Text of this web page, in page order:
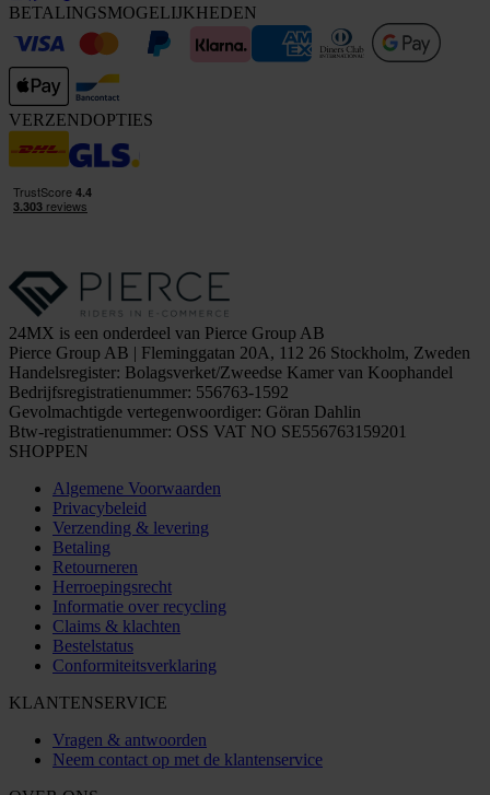
BETALINGSMOGELIJKHEDEN
VERZENDOPTIES
24MX is een onderdeel van Pierce Group AB
Pierce Group AB | Fleminggatan 20A, 112 26 Stockholm, Zweden
Handelsregister: Bolagsverket/Zweedse Kamer van Koophandel
Bedrijfsregistratienummer: 556763-1592
Gevolmachtigde vertegenwoordiger: Göran Dahlin
Btw-registratienummer: OSS VAT NO SE556763159201
SHOPPEN
Algemene Voorwaarden
Privacybeleid
Verzending & levering
Betaling
Retourneren
Herroepingsrecht
Informatie over recycling
Claims & klachten
Bestelstatus
Conformiteitsverklaring
KLANTENSERVICE
Vragen & antwoorden
Neem contact op met de klantenservice